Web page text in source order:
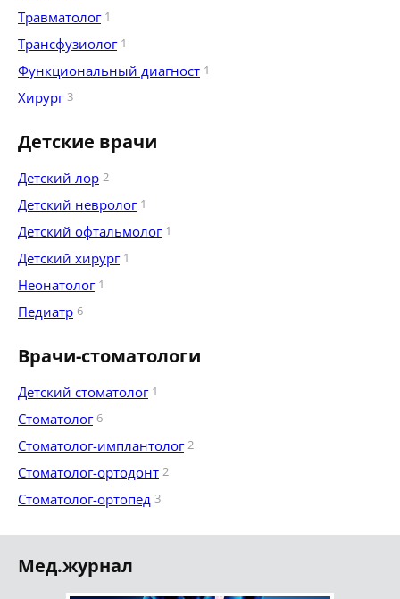
Травматолог 1
Трансфузиолог 1
Функциональный диагност 1
Хирург 3
Детские врачи
Детский лор 2
Детский невролог 1
Детский офтальмолог 1
Детский хирург 1
Неонатолог 1
Педиатр 6
Врачи-стоматологи
Детский стоматолог 1
Стоматолог 6
Стоматолог-имплантолог 2
Стоматолог-ортодонт 2
Стоматолог-ортопед 3
Мед.журнал